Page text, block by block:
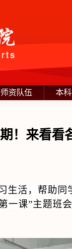
师资队伍 本
！来看看
生活，帮助同
一课”主题班